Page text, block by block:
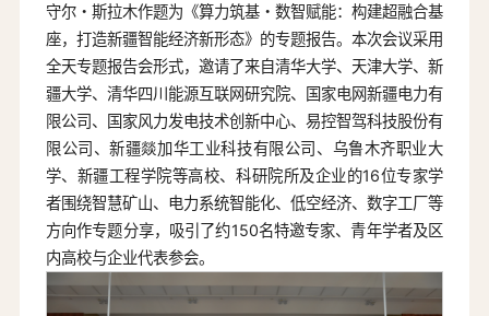
守尔・斯拉木作题为《算力筑基・数智赋能：构建超融合基
座，打造新疆智能经济新形态》的专题报告。本次会议采用
全天专题报告会形式，邀请了来自清华大学、天津大学、新
疆大学、清华四川能源互联网研究院、国家电网新疆电力有
限公司、国家风力发电技术创新中心、易控智驾科技股份有
限公司、新疆燚加华工业科技有限公司、乌鲁木齐职业大
学、新疆工程学院等高校、科研院所及企业的16位专家学
者围绕智慧矿山、电力系统智能化、低空经济、数字工厂等
方向作专题分享，吸引了约150名特邀专家、青年学者及区
内高校与企业代表参会。